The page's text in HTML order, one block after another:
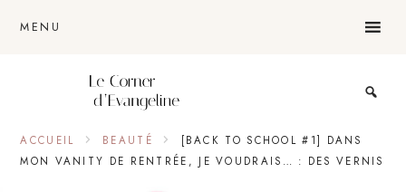
contenu
principal
latérale
page
MENU
blog
lifestyle
d'une
lyonnaise
ACCUEIL BEAUTÉ
[BACK TO SCHOOL #1] DANS
MON VANITY DE RENTRÉE, JE VOUDRAIS… : DES VERNIS